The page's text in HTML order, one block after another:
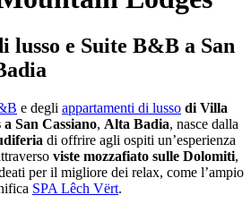
lusso e Suite B&B a San
e degli appartamenti di lusso di Villa
San Cassiano, Alta Badia, nasce dalla
di offrire agli ospiti un’esperienza
viste mozzafiato sulle Dolomiti,
per il migliore dei relax, come l’ampio
SPA Lêch Vërt.